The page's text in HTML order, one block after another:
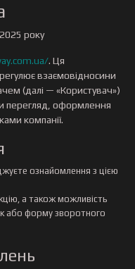
року
. Ця
взаємовідносини
(далі — «Користувач»)
перегляд, оформлення
компанії.
ознайомлення з цією
а також можливість
або форму зворотного